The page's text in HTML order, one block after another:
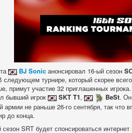
BJ Sonic анонсировал 16-ый сезон
следующем турнире, который скорее
примут участие 32 приглашенных
бывший игрок
SKT T1, BeSt.
армии не раньше 26-го сентября, так что
до конца.
SRT будет спонсироваться